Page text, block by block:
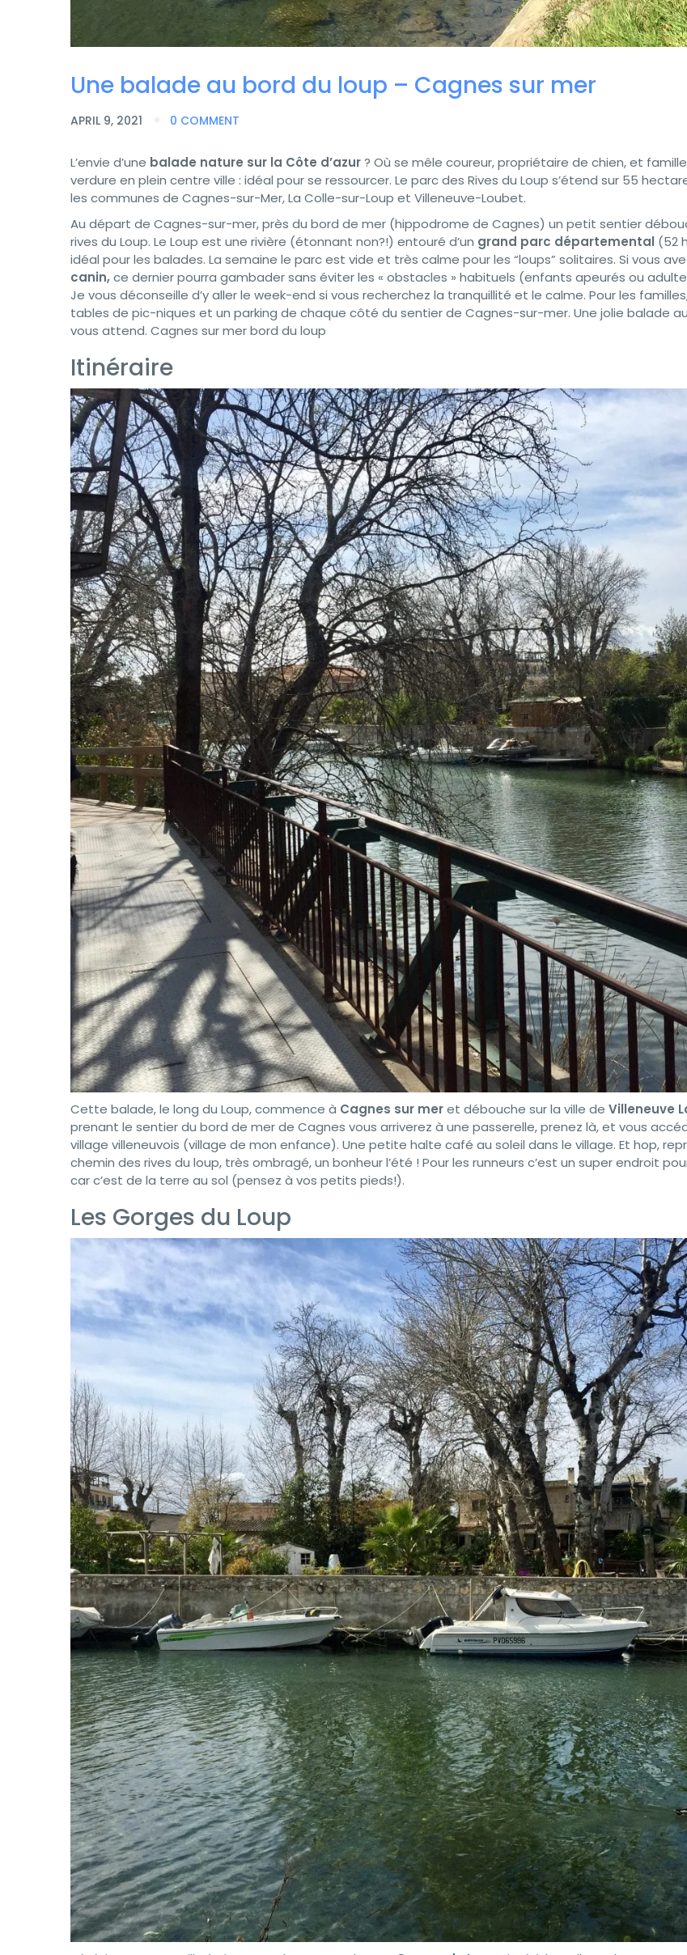
Une balade au bord du loup – Cagnes sur mer
APRIL 9, 2021 0 COMMENT
L’envie d’une balade nature sur la Côte d’azur? Où se mêle coureur, propriétaire de chien, et
verdure en plein centre ville : idéal pour se ressourcer. Le parc des Rives du Loup s’étend sur 55
les communes de Cagnes-sur-Mer, La Colle-sur-Loup et Villeneuve-Loubet.
Au départ de Cagnes-sur-mer, près du bord de mer (hippodrome de Cagnes) un petit sentier
rives du Loup. Le Loup est une rivière (étonnant non?!) entouré d’un grand parc départemental (52
idéal pour les balades. La semaine le parc est vide et très calme pour les “loups” solitaires. Si vous
canin,ce dernier pourra gambader sans éviter les « obstacles » habituels (enfants apeurés ou
Je vous déconseille d’y aller le week-end si vous recherchez la tranquillité et le calme. Pour les
tables de pic-niques et un parking de chaque côté du sentier de Cagnes-sur-mer. Une jolie balade
vous attend. Cagnes sur mer bord du loup
Itinéraire
Cette balade, le long du Loup, commence à Cagnes sur meret débouche sur la ville de Villeneuve
prenant le sentier du bord de mer de Cagnes vous arriverez à une passerelle, prenez là, et vous
village villeneuvois (village de mon enfance). Une petite halte café au soleil dans le village. Et hop,
chemin des rives du loup, très ombragé, un bonheur l’été ! Pour les runneurs c’est un super endroit
car c’est de la terre au sol (pensez à vos petits pieds!).
Les Gorges du Loup